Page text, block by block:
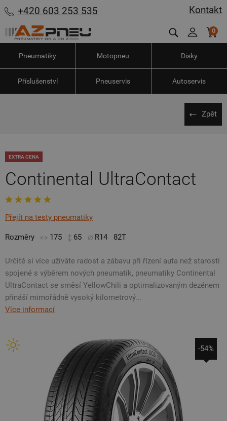
Kontakt
+420 603 253 535
0
Pneumatiky Motopneu Disky
Příslušenství Pneuservis Autoservis
Zpět
EXTRA CENA
Continental UltraContact
Přejít na testy pneumatiky
Rozměry 175 65 R14 82T
Určitě si více užíváte radost a zábavu při řízení auta než starosti
spojené s výběrem nových pneumatik, pneumatiky Continental
UltraContact se směsí YellowChili a optimalizovaným dezénem
přináší mimořádně vysoký kilometrový...
Více informací
-54%